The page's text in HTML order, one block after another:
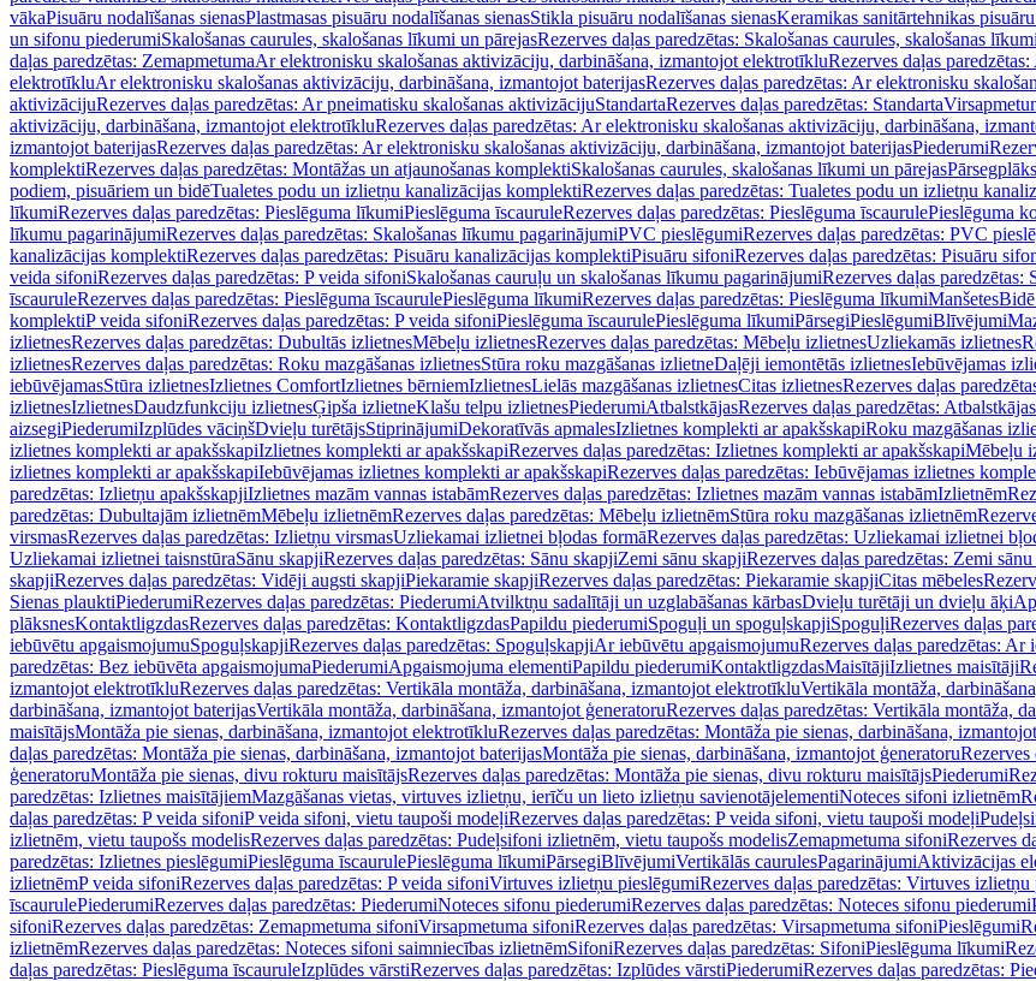
vākaPisuāru nodalīšanas sienasPlastmasas pisuāru nodalīšanas sienasStikla pisuāru nodalīšanas sienasKeramikas sanitārtehnikas
un sifonu piederumiSkalošanas caurules, skalošanas līkumi un pārejasRezerves daļas paredzētas: Skalošanas caurules, skalošanas
daļas paredzētas: ZemapmetumaAr elektronisku skalošanas aktivizāciju, darbināšana, izmantojot elektrotīkluRezerves daļas
elektrotīkluAr elektronisku skalošanas aktivizāciju, darbināšana, izmantojot baterijasRezerves daļas paredzētas: Ar elektronisku
aktivizācijuRezerves daļas paredzētas: Ar pneimatisku skalošanas aktivizācijuStandartaRezerves daļas paredzētas: Standarta
aktivizāciju, darbināšana, izmantojot elektrotīkluRezerves daļas paredzētas: Ar elektronisku skalošanas aktivizāciju, darbināšana,
izmantojot baterijasRezerves daļas paredzētas: Ar elektronisku skalošanas aktivizāciju, darbināšana, izmantojot baterijasPiederumi
komplektiRezerves daļas paredzētas: Montāžas un atjaunošanas komplektiSkalošanas caurules, skalošanas līkumi un pārejas
podiem, pisuāriem un bidēTualetes podu un izlietņu kanalizācijas komplektiRezerves daļas paredzētas: Tualetes podu un izlietņu
līkumiRezerves daļas paredzētas: Pieslēguma līkumiPieslēguma īscauruleRezerves daļas paredzētas: Pieslēguma īscaurulePieslēguma
līkumu pagarinājumiRezerves daļas paredzētas: Skalošanas līkumu pagarinājumiPVC pieslēgumiRezerves daļas paredzētas: PVC
kanalizācijas komplektiRezerves daļas paredzētas: Pisuāru kanalizācijas komplektiPisuāru sifoniRezerves daļas paredzētas: Pisuāru
veida sifoniRezerves daļas paredzētas: P veida sifoniSkalošanas cauruļu un skalošanas līkumu pagarinājumiRezerves daļas
īscauruleRezerves daļas paredzētas: Pieslēguma īscaurulePieslēguma līkumiRezerves daļas paredzētas: Pieslēguma līkumiManšetes
komplektiP veida sifoniRezerves daļas paredzētas: P veida sifoniPieslēguma īscaurulePieslēguma līkumiPārsegiPieslēgumiBlīvējumi
izlietnesRezerves daļas paredzētas: Dubultās izlietnesMēbeļu izlietnesRezerves daļas paredzētas: Mēbeļu izlietnesUzliekamās izlietnes
izlietnesRezerves daļas paredzētas: Roku mazgāšanas izlietnesStūra roku mazgāšanas izlietneDaļēji iemontētās izlietnesIebūvējamas
iebūvējamasStūra izlietnesIzlietnes ComfortIzlietnes bērniemIzlietnesLielās mazgāšanas izlietnesCitas izlietnesRezerves daļas
izlietnesIzlietnesDaudzfunkciju izlietnesĢipša izlietneKlašu telpu izlietnesPiederumiAtbalstkājasRezerves daļas paredzētas: Atbalstkājas
aizsegiPiederumiIzplūdes vāciņšDvieļu turētājsStiprinājumiDekoratīvās apmalesIzlietnes komplekti ar apakšskapiRoku mazgāšanas
izlietnes komplekti ar apakšskapiIzlietnes komplekti ar apakšskapiRezerves daļas paredzētas: Izlietnes komplekti ar apakšskapiMēbeļu
izlietnes komplekti ar apakšskapiIebūvējamas izlietnes komplekti ar apakšskapiRezerves daļas paredzētas: Iebūvējamas izlietnes
paredzētas: Izlietņu apakšskapjiIzlietnes mazām vannas istabāmRezerves daļas paredzētas: Izlietnes mazām vannas istabāmIzlietnēm
paredzētas: Dubultajām izlietnēmMēbeļu izlietnēmRezerves daļas paredzētas: Mēbeļu izlietnēmStūra roku mazgāšanas izlietnēm
virsmasRezerves daļas paredzētas: Izlietņu virsmasUzliekamai izlietnei bļodas formāRezerves daļas paredzētas: Uzliekamai izlietnei
Uzliekamai izlietnei taisnstūraSānu skapjiRezerves daļas paredzētas: Sānu skapjiZemi sānu skapjiRezerves daļas paredzētas: Zemi
skapjiRezerves daļas paredzētas: Vidēji augsti skapjiPiekaramie skapjiRezerves daļas paredzētas: Piekaramie skapjiCitas mēbeles
Sienas plauktiPiederumiRezerves daļas paredzētas: PiederumiAtvilktņu sadalītāji un uzglabāšanas kārbasDvieļu turētāji un dvieļu āķi
plāksnesKontaktligzdasRezerves daļas paredzētas: KontaktligzdasPapildu piederumiSpoguļi un spoguļskapjiSpoguļiRezerves daļas
iebūvētu apgaismojumuSpoguļskapjiRezerves daļas paredzētas: SpoguļskapjiAr iebūvētu apgaismojumuRezerves daļas paredzētas: Ar
paredzētas: Bez iebūvēta apgaismojumaPiederumiApgaismojuma elementiPapildu piederumiKontaktligzdasMaisītājiIzlietnes maisītāji
izmantojot elektrotīkluRezerves daļas paredzētas: Vertikāla montāža, darbināšana, izmantojot elektrotīkluVertikāla montāža,
darbināšana, izmantojot baterijasVertikāla montāža, darbināšana, izmantojot ģeneratoruRezerves daļas paredzētas: Vertikāla montāža,
maisītājsMontāža pie sienas, darbināšana, izmantojot elektrotīkluRezerves daļas paredzētas: Montāža pie sienas, darbināšana,
daļas paredzētas: Montāža pie sienas, darbināšana, izmantojot baterijasMontāža pie sienas, darbināšana, izmantojot ģeneratoruRezerves
ģeneratoruMontāža pie sienas, divu rokturu maisītājsRezerves daļas paredzētas: Montāža pie sienas, divu rokturu maisītājsPiederumi
paredzētas: Izlietnes maisītājiemMazgāšanas vietas, virtuves izlietņu, ierīču un lieto izlietņu savienotājelementiNoteces sifoni izlietnēm
daļas paredzētas: P veida sifoniP veida sifoni, vietu taupoši modeļiRezerves daļas paredzētas: P veida sifoni, vietu taupoši modeļi
izlietnēm, vietu taupošs modelisRezerves daļas paredzētas: Pudeļsifoni izlietnēm, vietu taupošs modelisZemapmetuma sifoniRezerves
paredzētas: Izlietnes pieslēgumiPieslēguma īscaurulePieslēguma līkumiPārsegiBlīvējumiVertikālās caurulesPagarinājumiAktivizācijas
izlietnēmP veida sifoniRezerves daļas paredzētas: P veida sifoniVirtuves izlietņu pieslēgumiRezerves daļas paredzētas: Virtuves izlietņu
īscaurulePiederumiRezerves daļas paredzētas: PiederumiNoteces sifonu piederumiRezerves daļas paredzētas: Noteces sifonu piederumi
sifoniRezerves daļas paredzētas: Zemapmetuma sifoniVirsapmetuma sifoniRezerves daļas paredzētas: Virsapmetuma sifoniPieslēgumi
izlietnēmRezerves daļas paredzētas: Noteces sifoni saimniecības izlietnēmSifoniRezerves daļas paredzētas: SifoniPieslēguma līkumi
daļas paredzētas: Pieslēguma īscauruleIzplūdes vārstiRezerves daļas paredzētas: Izplūdes vārstiPiederumiRezerves daļas paredzētas: